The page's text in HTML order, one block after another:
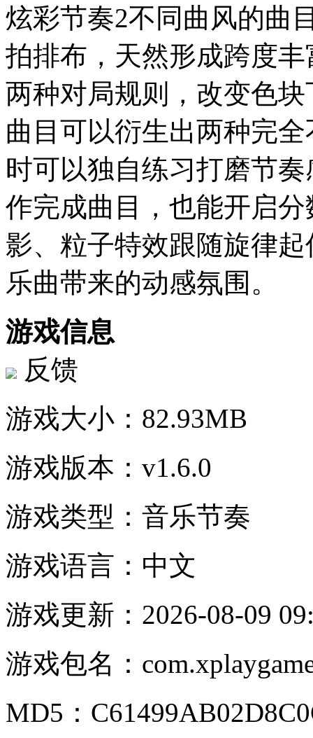
炫彩节奏2不同曲风的曲
拍排布，天然形成跨度
两种对局规则，改变色
曲目可以衍生出两种完
时可以独自练习打磨节
作完成曲目，也能开启
影、粒子特效跟随旋律
乐曲带来的动感氛围。
游戏信息
反馈
游戏大小： 82.93MB
游戏版本： v1.6.0
游戏类型： 音乐节奏
游戏语言： 中文
游戏更新： 2026-08-09
游戏包名：
MD5：